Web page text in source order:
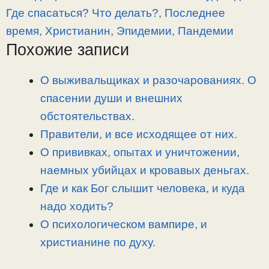
y
n
e
g
a
e
o
р
и
Где спасаться? Что делать?, Последнее
время, Христианин, Эпидемии, Пандемии
Похожие записи
О выживальщиках и разочарованиях. О
спасении души и внешних
обстоятельствах.
Правители, и все исходящее от них.
О прививках, опытах и уничтожении,
наемных убийцах и кровавых деньгах.
Где и как Бог слышит человека, и куда
надо ходить?
О психологическом вампире, и
христианине по духу.